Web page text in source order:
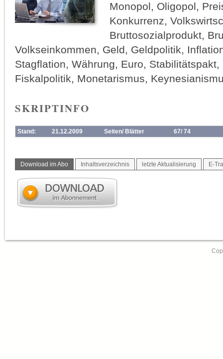
Monopol, Oligopol,
Konkurrenz,
Bruttosozialprodukt,
Volkseinkommen, Geld, Geldpolitik,
Stagflation, Währung, Euro,
Fiskalpolitik, Monetarismus,
SKRIPTINFO
Stand: 21.12.2009 Seiten/ Blätter 67/ 74
Download im Abo Inhaltsverzeichnis letzte Aktualisierung E-